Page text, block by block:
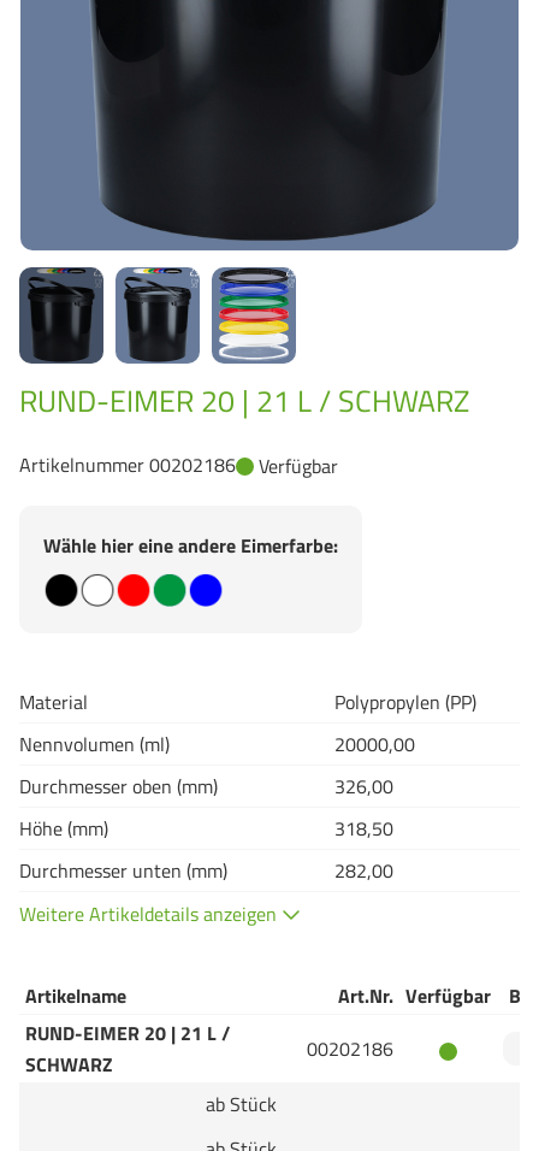
RUND-EIMER 20 | 21 L / SCHWARZ
Artikelnummer 00202186 Verfügbar
Wähle hier eine andere Eimerfarbe:
Material
Polypropylen (PP)
Nennvolumen (ml)
20000,00
Durchmesser oben (mm)
326,00
Höhe (mm)
318,50
Durchmesser unten (mm)
282,00
Weitere Artikeldetails anzeigen
Artikelname Art.Nr. Verfügbar
RUND-EIMER 20 | 21 L /
SCHWARZ
00202186
ab Stück
GrassBased Eimer